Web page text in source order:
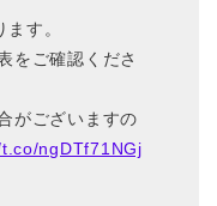
す。
をご確認くださ
がございますの
ngDTf71NGj